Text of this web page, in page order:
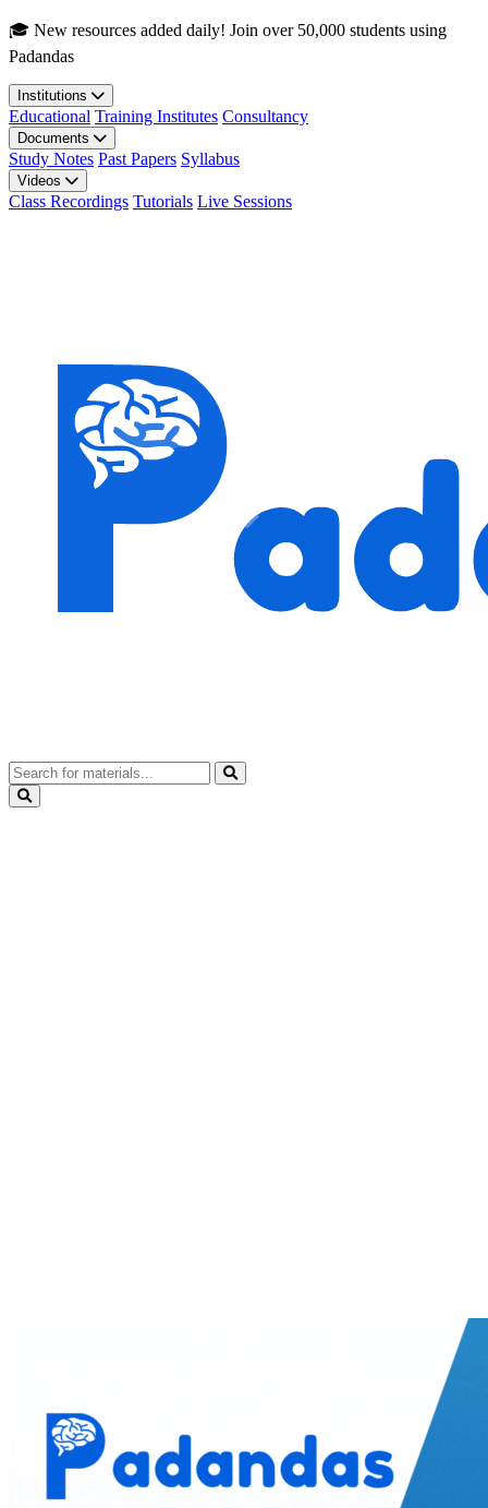
Skip to main content
🎓 New resources added daily! Join over 50,000 students using
Padandas
Institutions
Educational Training Institutes Consultancy
Documents
Study Notes Past Papers Syllabus
Videos
Class Recordings Tutorials Live Sessions